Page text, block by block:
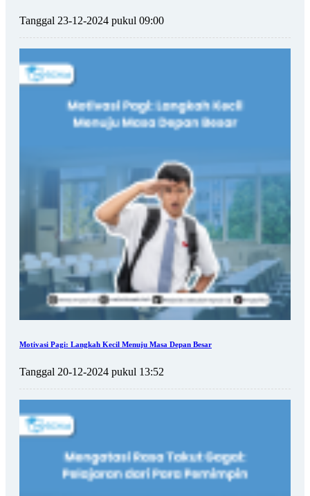
Tanggal 23-12-2024 pukul 09:00
Motivasi Pagi: Langkah Kecil Menuju Masa Depan Besar
Tanggal 20-12-2024 pukul 13:52